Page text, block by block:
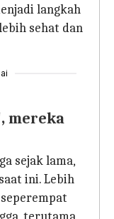
langkah
sehat dan
mereka
sejak lama,
ini. Lebih